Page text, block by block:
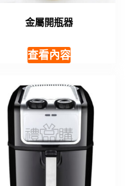
金屬開瓶器
查看內容